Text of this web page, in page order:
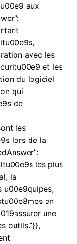
aux
avec les
et les
du logiciel
qui
de
les
lors de la
les plus
la
u00e9quipes,
en
une
outils.”}},